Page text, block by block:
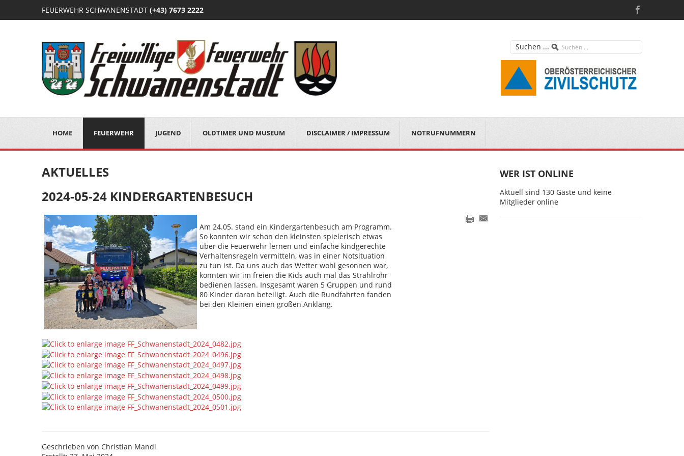
FEUERWEHR SCHWANENSTADT (+43) 7673 2222
Suchen ...
HOME FEUERWEHR JUGEND OLDTIMER UND MUSEUM DISCLAIMER / IMPRESSUM NOTRUFNUMMERN
AKTUELLES
2024-05-24 KINDERGARTENBESUCH
Am 24.05. stand ein Kindergartenbesuch am Programm.
So konnten wir schon den kleinsten spielerisch etwas
über die Feuerwehr lernen und einfache kindgerechte
Verhaltensregeln vermitteln, was in einer Notsituation
zu tun ist. Da uns auch das Wetter wohl gesonnen war,
konnten wir im freien die Kids auch mal das Strahlrohr
bedienen lassen. Insgesamt waren 5 Gruppen und rund
80 Kinder daran beteiligt. Auch die Rundfahrten fanden
bei den Kleinen einen großen Anklang.
Geschrieben von Christian Mandl
WER IST ONLINE
Aktuell sind 130 Gäste und keine
Mitglieder online